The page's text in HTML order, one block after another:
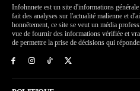
Infohnnete est un site d'informations
fait des analyses sur l'actualité malienne et
honnêtement, ce site se veut un média
vue de fournir des informations vérifiée et
de permettre la prise de décisions qui